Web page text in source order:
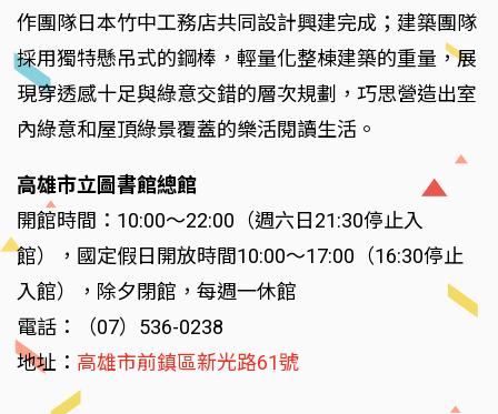
作團隊日本竹中工務店共同設計興建完成；建築團隊
採用獨特懸吊式的鋼棒，輕量化整棟建築的重量，展
現穿透感十足與綠意交錯的層次規劃，巧思營造出室
內綠意和屋頂綠景覆蓋的樂活閱讀生活。
高雄市立圖書館總館
開館時間：10:00～22:00（週六日21:30停止入
館），國定假日開放時間10:00～17:00（16:30停止
入館），除夕閉館，每週一休館
電話：（07）536-0238
地址： 高雄市前鎮區新光路61號